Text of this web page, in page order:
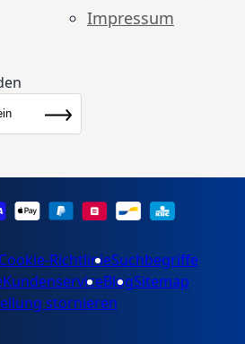
Impressum
Abonnieren
RichtlinieSuchbegriffe
KundenserviceBlogSitemap
stornieren